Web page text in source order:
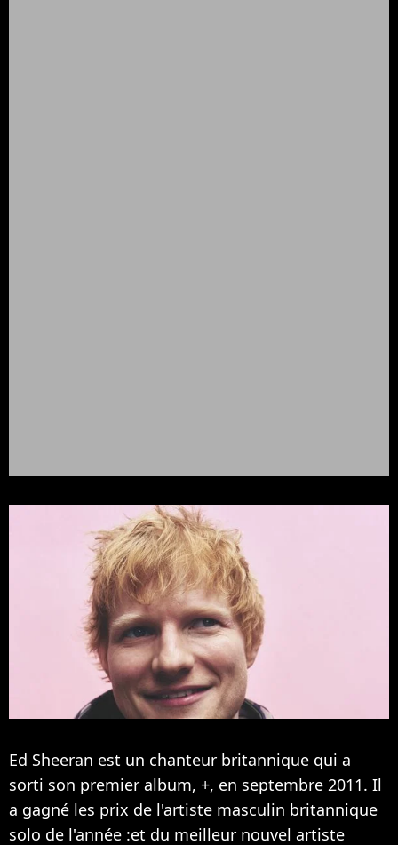
Ed Sheeran est un chanteur britannique qui a
sorti son premier album, +, en septembre 2011. Il
a gagné les prix de l'artiste masculin britannique
solo de l'année :et du meilleur nouvel artiste